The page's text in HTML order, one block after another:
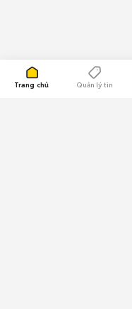
Trang chủ Quản lý tin